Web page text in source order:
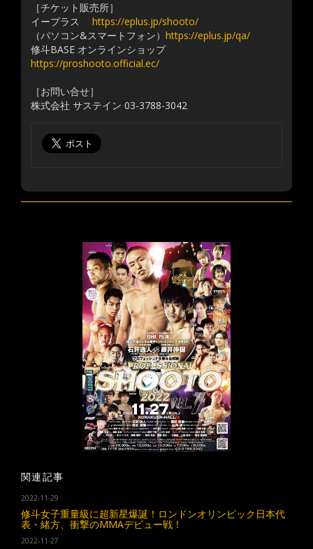
［チケット販売所］
イープラス https://eplus.jp/shooto/
（パソコン&スマートフォン） https://eplus.jp/qa/
修斗BASE オンラインショップ
https://proshooto.official.ec/
［お問い合せ］
株式会社 サステイン 03-3788-3042
関連記事
2022-11-29
修斗女子重量級に超新星爆誕！ロンドンオリンピック日本代
表・緒方、衝撃のMMAデビュー戦！
2022-11-27